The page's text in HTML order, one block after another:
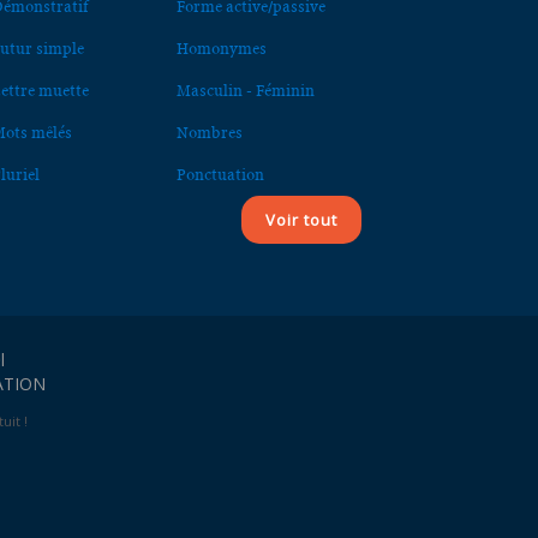
Forme active/passive
simple Homonymes
muette Masculin - Féminin
mêlés Nombres
Ponctuation
Voir tout
!